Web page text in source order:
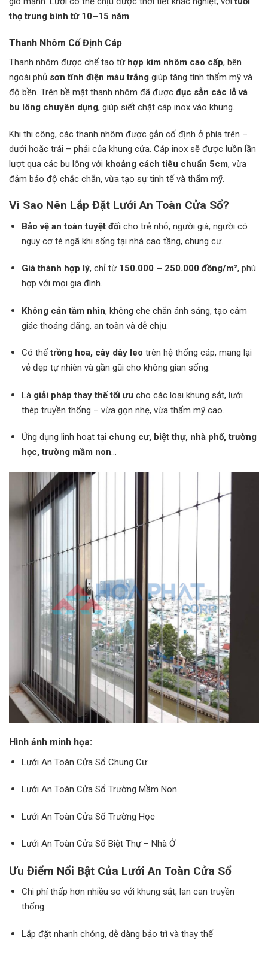
thọ trung bình từ 10–15 năm.
Thanh Nhôm Cố Định Cáp
Thanh nhôm được chế tạo từ hợp kim nhôm cao cấp, bên
ngoài phủ sơn tĩnh điện màu trắng giúp tăng tính thẩm mỹ và
độ bền. Trên bề mặt thanh nhôm đã được đục sẵn các lỗ và
bu lông chuyên dụng, giúp siết chặt cáp inox vào khung.
Khi thi công, các thanh nhôm được gắn cố định ở phía trên –
dưới hoặc trái – phải của khung cửa. Cáp inox sẽ được luồn lần
lượt qua các bu lông với khoảng cách tiêu chuẩn 5cm, vừa
đảm bảo độ chắc chắn, vừa tạo sự tinh tế và thẩm mỹ.
Vì Sao Nên Lắp Đặt Lưới An Toàn Cửa Sổ?
Bảo vệ an toàn tuyệt đối cho trẻ nhỏ, người già, người có
nguy cơ té ngã khi sống tại nhà cao tầng, chung cư.
Giá thành hợp lý, chỉ từ 150.000 – 250.000 đồng/m², phù
hợp với mọi gia đình.
Không cản tầm nhìn, không che chắn ánh sáng, tạo cảm
giác thoáng đãng, an toàn và dễ chịu.
Có thểtrồng hoa, cây dây leo trên hệ thống cáp, mang lại
vẻ đẹp tự nhiên và gần gũi cho không gian sống.
Là giải pháp thay thế tối ưu cho các loại khung sắt, lưới
thép truyền thống – vừa gọn nhẹ, vừa thẩm mỹ cao.
Ứng dụng linh hoạt tại chung cư, biệt thự, nhà phố, trường
học, trường mầm non…
Hình ảnh minh họa:
Lưới An Toàn Cửa Sổ Chung Cư
Lưới An Toàn Cửa Sổ Trường Mầm Non
Lưới An Toàn Cửa Sổ Trường Học
Lưới An Toàn Cửa Sổ Biệt Thự – Nhà Ở
Ưu Điểm Nổi Bật Của Lưới An Toàn Cửa Sổ
Chi phí thấp hơn nhiều so với khung sắt, lan can truyền
thống
Lắp đặt nhanh chóng, dễ dàng bảo trì và thay thế